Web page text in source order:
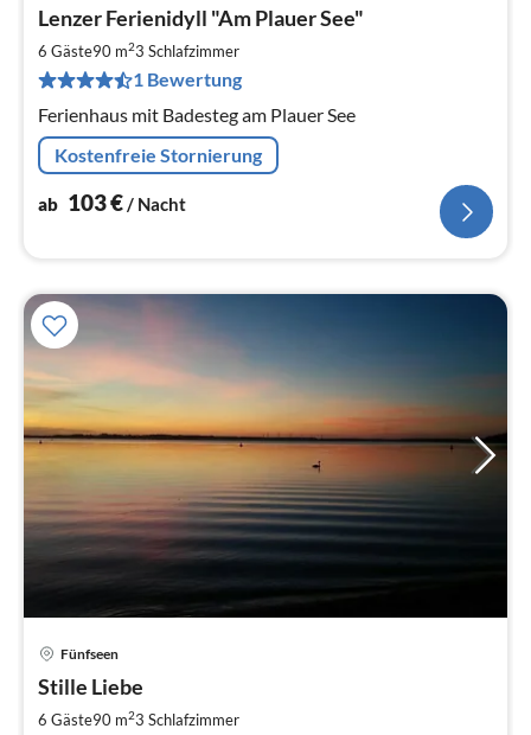
Lenzer Ferienidyll "Am Plauer See"
6 Gäste90 m23 Schlafzimmer
1 Bewertung
Ferienhaus mit Badesteg am Plauer See
Kostenfreie Stornierung
ab 103€/ Nacht
Fünfseen
Stille Liebe
6 Gäste90 m23 Schlafzimmer